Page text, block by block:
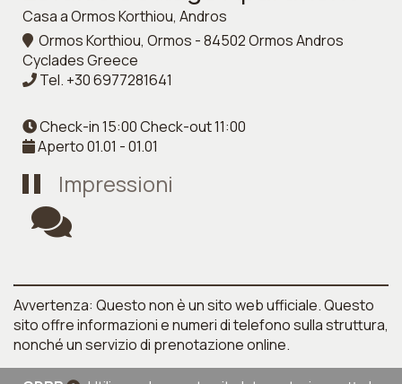
Casa a Ormos Korthiou, Andros
Ormos Korthiou, Ormos - 84502 Ormos Andros
Cyclades Greece
Tel. +30 6977281641
Check-in 15:00 Check-out 11:00
Aperto 01.01 - 01.01
Impressioni
Avvertenza: Questo non è un sito web ufficiale. Questo
sito offre informazioni e numeri di telefono sulla struttura,
nonché un servizio di prenotazione online.